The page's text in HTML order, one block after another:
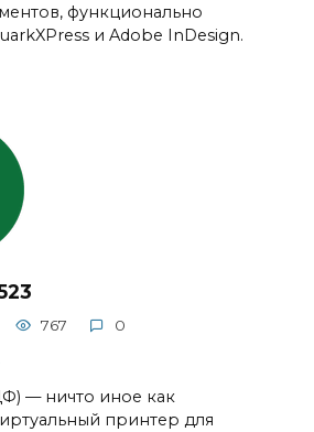
функционально
и Adobe InDesign.
767 0
— ничто иное как
принтер для